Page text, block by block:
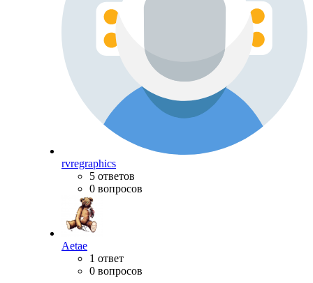
rvregraphics
5 ответов
0 вопросов
Aetae
1 ответ
0 вопросов